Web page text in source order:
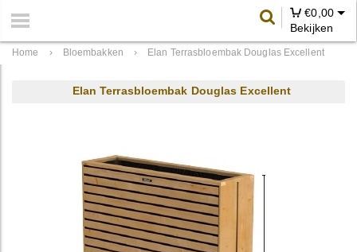
€0,00
Bekijken
Home › Bloembakken › Elan Terrasbloembak Douglas Excellent
Elan Terrasbloembak Douglas Excellent